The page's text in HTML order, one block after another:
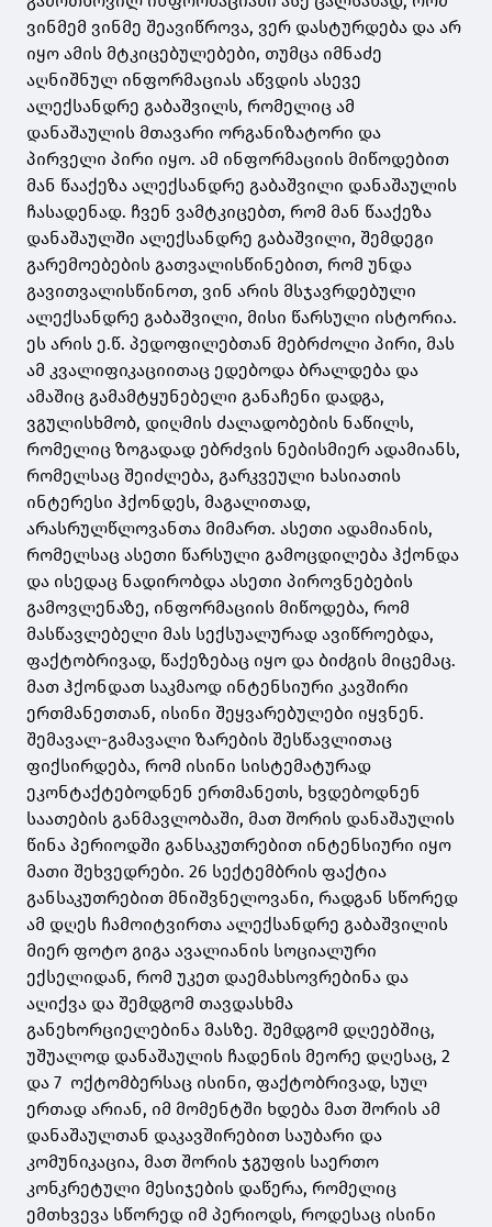
ვინმემ ვინმე შეავიწროვა, ვერ დასტურდება და არ
იყო ამის მტკიცებულებები, თუმცა იმნაძე
აღნიშნულ ინფორმაციას აწვდის ასევე
ალექსანდრე გაბაშვილს, რომელიც ამ
დანაშაულის მთავარი ორგანიზატორი და
პირველი პირი იყო. ამ ინფორმაციის მიწოდებით
მან წააქეზა ალექსანდრე გაბაშვილი დანაშაულის
ჩასადენად. ჩვენ ვამტკიცებთ, რომ მან წააქეზა
დანაშაულში ალექსანდრე გაბაშვილი, შემდეგი
გარემოებების გათვალისწინებით, რომ უნდა
გავითვალისწინოთ, ვინ არის მსჯავრდებული
ალექსანდრე გაბაშვილი, მისი წარსული ისტორია.
ეს არის ე.წ. პედოფილებთან მებრძოლი პირი, მას
ამ კვალიფიკაციითაც ედებოდა ბრალდება და
ამაშიც გამამტყუნებელი განაჩენი დადგა,
ვგულისხმობ, დიღმის ძალადობების ნაწილს,
რომელიც ზოგადად ებრძვის ნებისმიერ ადამიანს,
რომელსაც შეიძლება, გარკვეული ხასიათის
ინტერესი ჰქონდეს, მაგალითად,
არასრულწლოვანთა მიმართ. ასეთი ადამიანის,
რომელსაც ასეთი წარსული გამოცდილება ჰქონდა
და ისედაც ნადირობდა ასეთი პიროვნებების
გამოვლენაზე, ინფორმაციის მიწოდება, რომ
მასწავლებელი მას სექსუალურად ავიწროებდა,
ფაქტობრივად, წაქეზებაც იყო და ბიძგის მიცემაც.
მათ ჰქონდათ საკმაოდ ინტენსიური კავშირი
ერთმანეთთან, ისინი შეყვარებულები იყვნენ.
შემავალ-გამავალი ზარების შესწავლითაც
ფიქსირდება, რომ ისინი სისტემატურად
ეკონტაქტებოდნენ ერთმანეთს, ხვდებოდნენ
საათების განმავლობაში, მათ შორის დანაშაულის
წინა პერიოდში განსაკუთრებით ინტენსიური იყო
მათი შეხვედრები. 26 სექტემბრის ფაქტია
განსაკუთრებით მნიშვნელოვანი, რადგან სწორედ
ამ დღეს ჩამოიტვირთა ალექსანდრე გაბაშვილის
მიერ ფოტო გიგა ავალიანის სოციალური
ექსელიდან, რომ უკეთ დაემახსოვრებინა და
აღიქვა და შემდგომ თავდასხმა
განეხორციელებინა მასზე. შემდგომ დღეებშიც,
უშუალოდ დანაშაულის ჩადენის მეორე დღესაც, 2
და 7 ოქტომბერსაც ისინი, ფაქტობრივად, სულ
ერთად არიან, იმ მომენტში ხდება მათ შორის ამ
დანაშაულთან დაკავშირებით საუბარი და
კომუნიკაცია, მათ შორის ჯგუფის საერთო
კონკრეტული მესიჯების დაწერა, რომელიც
ემთხვევა სწორედ იმ პერიოდს, როდესაც ისინი